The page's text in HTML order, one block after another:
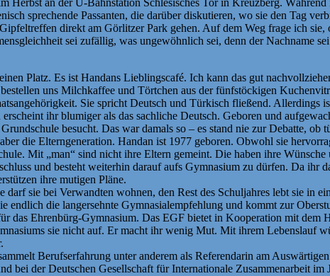
Herbst an der U-Bahnstation Schlesisches Tor in Kreuzberg.
sprechende Passanten, die darüber diskutieren, wo sie den Tag
direkt am Görlitzer Park gehen. Auf dem Weg frage ich
sei zufällig, was ungewöhnlich sei, denn der Nachname
Platz. Es ist Handans Lieblingscafé. Ich kann das gut
uns Milchkaffee und Törtchen aus der fünfstöckigen
Sie spricht Deutsch und Türkisch fließend.
ihr blumiger als das sachliche Deutsch. Geboren und
besucht. Das war damals so – es stand nie zur Debatte,
die Elterngeneration. Handan ist 1977 geboren. Obwohl sie
Mit „man“ sind nicht ihre Eltern gemeint. Die haben ihre
und besteht weiterhin darauf aufs Gymnasium zu dürfen. Da
ihre mutigen Pläne.
darf sie bei Verwandten wohnen, den Rest des Schuljahres lebt sie in
endlich die langersehnte Gymnasialempfehlung und kommt zur
das Ehrenbürg-Gymnasium. Das EGF bietet in Kooperation mit
sie nicht auf. Er macht ihr wenig Mut. Mit ihrem Lebenslauf
Berufserfahrung unter anderem als Referendarin am
bei der Deutschen Gesellschaft für Internationale Zusammenarbeit im